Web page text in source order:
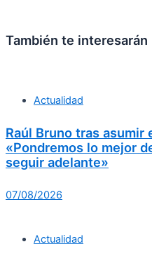
También te interesarán
Actualidad
Raúl Bruno tras asumir
«Pondremos lo mejor
seguir adelante»
07/08/2026
Actualidad